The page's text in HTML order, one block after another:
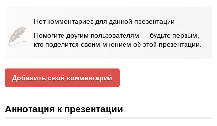
Нет комментариев для данной презентации
Помогите другим пользователям — будьте первым,
кто поделится своим мнением об этой презентации.
Добавить свой комментарий
Аннотация к презентации